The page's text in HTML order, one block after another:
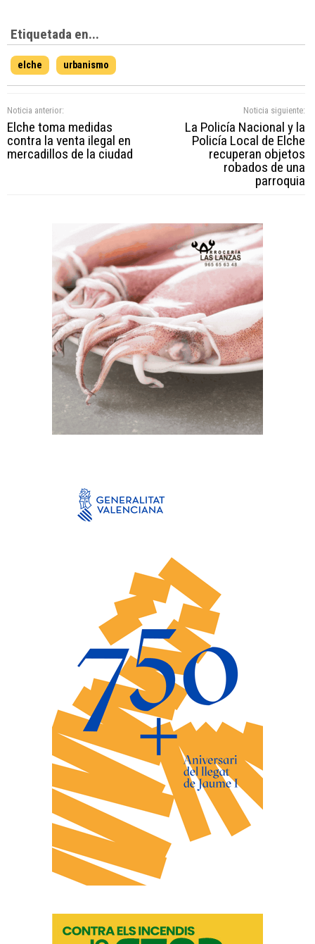
Etiquetada en...
elche urbanismo
Noticia anterior:
Elche toma medidas
contra la venta ilegal en
mercadillos de la ciudad
Noticia siguiente:
La Policía Nacional y la
Policía Local de Elche
recuperan objetos
robados de una
parroquia